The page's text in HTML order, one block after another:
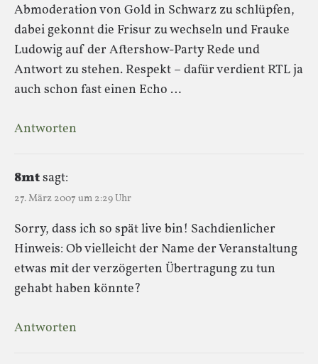
Abmoderation von Gold in Schwarz zu schlüpfen,
dabei gekonnt die Frisur zu wechseln und Frauke
Ludowig auf der Aftershow-Party Rede und
Antwort zu stehen. Respekt – dafür verdient RTL ja
auch schon fast einen Echo …
Antworten
8mtsagt:
27. März 2007 um 2:29 Uhr
Sorry, dass ich so spät live bin! Sachdienlicher
Hinweis: Ob vielleicht der Name der Veranstaltung
etwas mit der verzögerten Übertragung zu tun
gehabt haben könnte?
Antworten